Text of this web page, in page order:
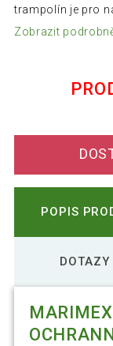
trampolín je pro
Zobrazit
POPIS